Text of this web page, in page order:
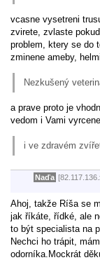
vcasne vysetreni
zvirete, zvlaste
problem, ktery se do
zminene ameby,
Nezkušený
a prave proto je
vedom i Vami
i ve zdravém
Naďa
Ahoj, takže Ríša se
jak říkáte, řídké, ale
to být specialista na
Nechci ho trápit,
odorníka.Mockrát